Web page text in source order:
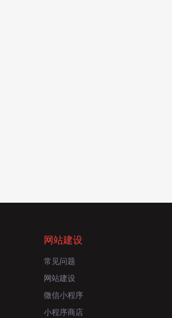
网站建设
常见问题
网站建设
微信小程序
小程序商店